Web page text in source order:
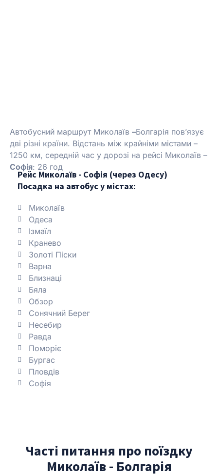
Автобусний маршрут Миколаїв –Болгарія пов’язує
дві різні країни. Відстань між крайніми містами –
1250 км, середній час у дорозі на рейсі Миколаїв –
Софія: 26 год
Рейс Миколаїв - Софія (через Одесу)
Посадка на автобус у містах:
Миколаїв
Одеса
Ізмаїл
Кранево
Золоті Піски
Варна
Близнаці
Бяла
Обзор
Сонячний Берег
Несебир
Равда
Поморіє
Бургас
Пловдів
Софія
Часті питання про поїздку
Миколаїв - Болгарія